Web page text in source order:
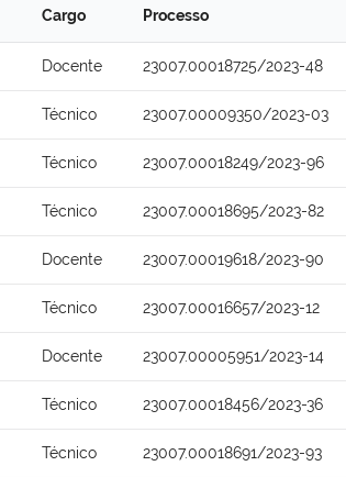
Cargo Processo
Docente 23007.00018725/2023-48
Técnico 23007.00009350/2023-03
Técnico 23007.00018249/2023-96
Técnico 23007.00018695/2023-82
Docente 23007.00019618/2023-90
Técnico 23007.00016657/2023-12
Docente 23007.00005951/2023-14
Técnico 23007.00018456/2023-36
Técnico 23007.00018691/2023-93